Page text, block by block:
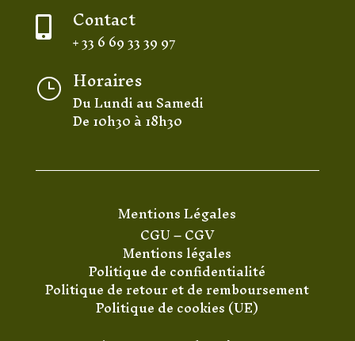
 Contact
+ 33 6 69 33 39 97
} Horaires
Du Lundi au Samedi
De 10h30 à 18h30
Mentions Légales
CGU–CGV
Mentions légales
Politique de confidentialité
Politique de retour et de remboursement
Politique de cookies (UE)